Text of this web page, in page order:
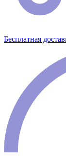
Бесплатная